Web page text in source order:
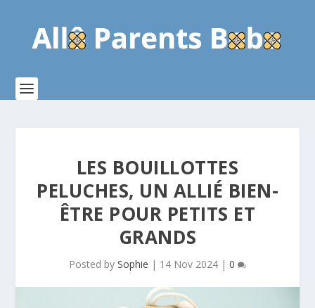
LES BOUILLOTTES
PELUCHES, UN ALLIÉ BIEN-
ÊTRE POUR PETITS ET
GRANDS
Posted by Sophie | 14 Nov 2024 | 0